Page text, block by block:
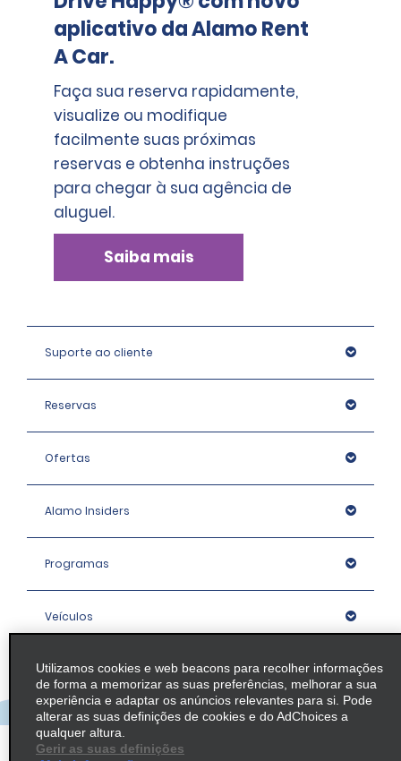
aplicativo da Alamo Rent
A Car.
Faça sua reserva rapidamente,
visualize ou modifique
facilmente suas próximas
reservas e obtenha instruções
para chegar à sua agência de
aluguel.
Saiba mais
Suporte ao cliente
Reservas
Ofertas
Alamo Insiders
Programas
Veículos
Agências
Empresa
Utilizamos cookies e web beacons para recolher informações
de forma a memorizar as suas preferências, melhorar a sua
experiência e adaptar os anúncios relevantes para si. Pode
alterar as suas definições de cookies e do AdChoices a
qualquer altura.
Gerir as suas definições